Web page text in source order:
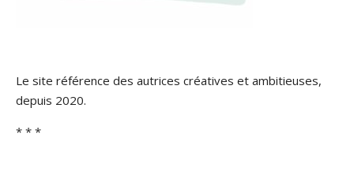
Le site référence des autrices créatives et ambitieuses,
depuis 2020.
* * *